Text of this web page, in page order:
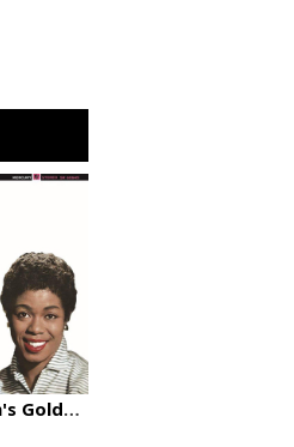
Sarah Vaughan's Golden Hits